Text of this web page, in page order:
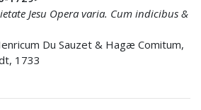
Jesu Opera varia. Cum indicibus &
Du Sauzet & Hagæ Comitum,
1733